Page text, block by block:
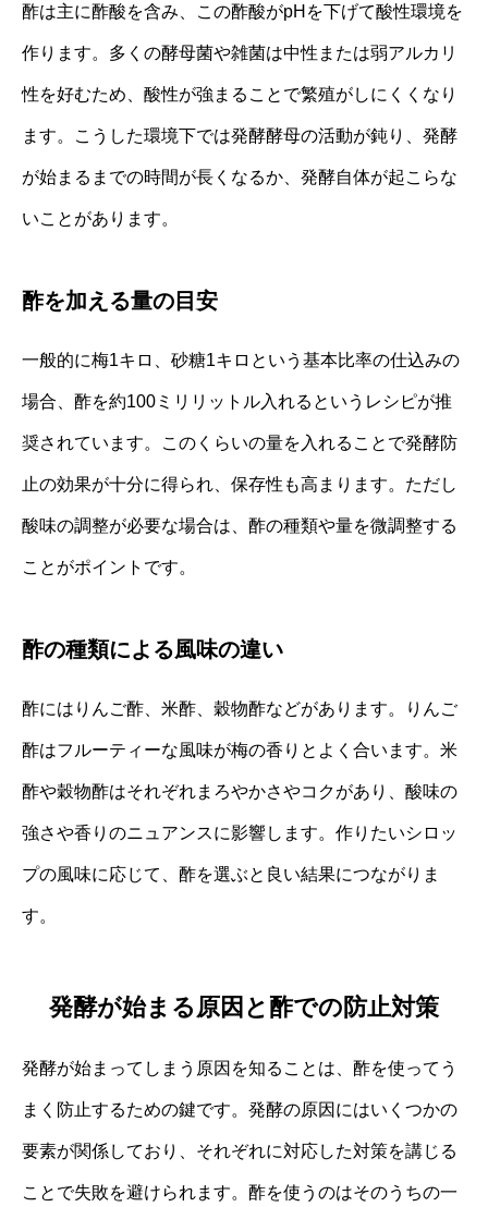
酢は主に酢酸を含み、この酢酸がpHを下げて酸性環境を
作ります。多くの酵母菌や雑菌は中性または弱アルカリ
性を好むため、酸性が強まることで繁殖がしにくくなり
ます。こうした環境下では発酵酵母の活動が鈍り、発酵
が始まるまでの時間が長くなるか、発酵自体が起こらな
いことがあります。
酢を加える量の目安
一般的に梅1キロ、砂糖1キロという基本比率の仕込みの
場合、酢を約100ミリリットル入れるというレシピが推
奨されています。このくらいの量を入れることで発酵防
止の効果が十分に得られ、保存性も高まります。ただし
酸味の調整が必要な場合は、酢の種類や量を微調整する
ことがポイントです。
酢の種類による風味の違い
酢にはりんご酢、米酢、穀物酢などがあります。りんご
酢はフルーティーな風味が梅の香りとよく合います。米
酢や穀物酢はそれぞれまろやかさやコクがあり、酸味の
強さや香りのニュアンスに影響します。作りたいシロッ
プの風味に応じて、酢を選ぶと良い結果につながりま
す。
発酵が始まる原因と酢での防止対策
発酵が始まってしまう原因を知ることは、酢を使ってう
まく防止するための鍵です。発酵の原因にはいくつかの
要素が関係しており、それぞれに対応した対策を講じる
ことで失敗を避けられます。酢を使うのはそのうちの一